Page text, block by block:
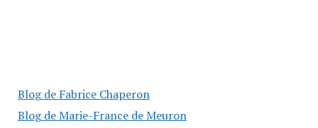
Blog de Fabrice Chaperon
Blog de Marie-France de Meuron